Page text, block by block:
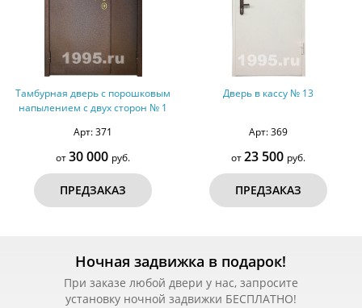
Тамбурная дверь с порошковым
напылением с двух сторон № 1
Арт: 371
от30 000 руб.
ПРЕДЗАКАЗ
Дверь в кассу № 13
Арт: 369
от23 500 руб.
ПРЕДЗАКАЗ
Ночная задвижка в подарок!
При заказе любой двери у нас, запросите
установку ночной задвижки БЕСПЛАТНО!